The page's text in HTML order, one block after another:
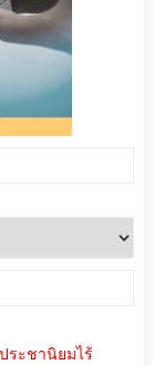
ระชานิยมไร้